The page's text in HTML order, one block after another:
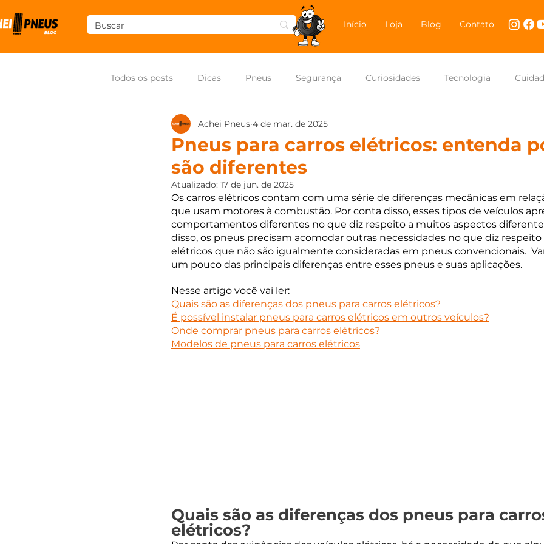
Início Loja Blog Contato
Todos os posts Dicas Pneus Segurança Curiosidades Tecnologia
Pneus para moto NASCAR Brasil
Pneus para carros elétricos: entenda
são diferentes
Achei Pneus 4 de mar. de 2025
Atualizado: 17 de jun. de 2025
Os carros elétricos contam com uma série de diferenças mecânicas em
que usam motores à combustão. Por conta disso, esses tipos de veículos
comportamentos diferentes no que diz respeito a muitos aspectos
disso, os pneus precisam acomodar outras necessidades no que diz respeito
elétricos que não são igualmente consideradas em pneus convencionais.
um pouco das principais diferenças entre esses pneus e suas aplicações.
Nesse artigo você vai ler:
Quais são as diferenças dos pneus para carros elétricos?
É possível instalar pneus para carros elétricos em outros veículos?
Onde comprar pneus para carros elétricos?
Modelos de pneus para carros elétricos
Quais são as diferenças dos pneus para
elétricos?